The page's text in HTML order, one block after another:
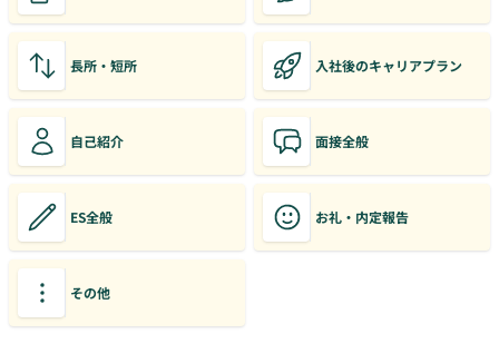
長所・短所 入社後のキャリアプラン
自己紹介 面接全般
ES全般 お礼・内定報告
その他